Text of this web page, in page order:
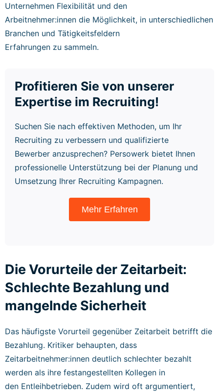
Unternehmen Flexibilität und den
Arbeitnehmer:innen die Möglichkeit, in unterschiedlichen
Branchen und Tätigkeitsfeldern
Erfahrungen zu sammeln.
Profitieren Sie von unserer
Expertise im Recruiting!
Suchen Sie nach effektiven Methoden, um Ihr
Recruiting zu verbessern und qualifizierte
Bewerber anzusprechen? Persowerk bietet Ihnen
professionelle Unterstützung bei der Planung und
Umsetzung Ihrer Recruiting Kampagnen.
Mehr Erfahren
Die Vorurteile der Zeitarbeit:
Schlechte Bezahlung und
mangelnde Sicherheit
Das häufigste Vorurteil gegenüber Zeitarbeit betrifft die
Bezahlung. Kritiker behaupten, dass
Zeitarbeitnehmer:innen deutlich schlechter bezahlt
werden als ihre festangestellten Kollegen in
den Entleihbetrieben. Zudem wird oft argumentiert,